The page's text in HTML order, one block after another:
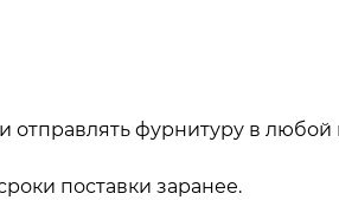
отправлять фурнитуру в любой
поставки заранее.